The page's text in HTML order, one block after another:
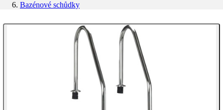
Bazénové schůdky